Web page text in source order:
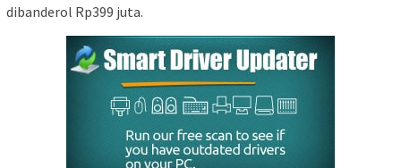
dibanderol Rp399 juta.